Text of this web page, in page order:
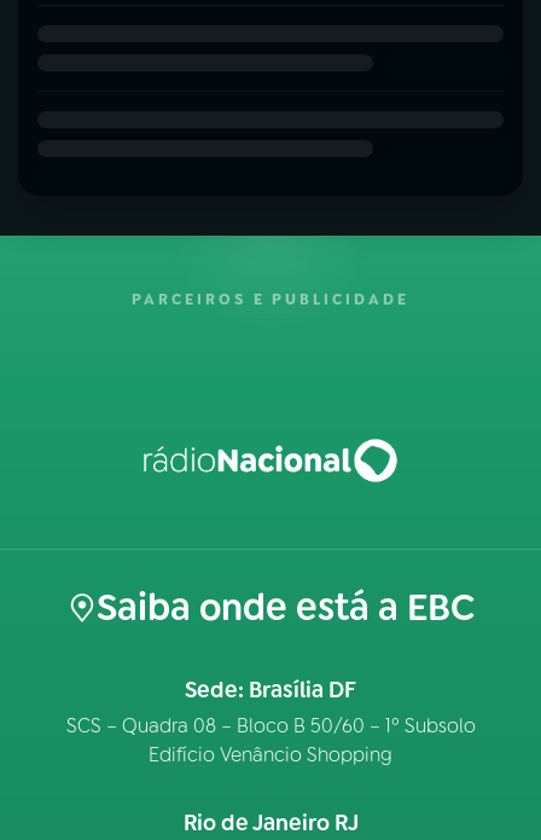
PARCEIROS E PUBLICIDADE
Saiba onde está a EBC
Sede: Brasília DF
SCS – Quadra 08 – Bloco B 50/60 – 1º Subsolo
Edifício Venâncio Shopping
Rio de Janeiro RJ